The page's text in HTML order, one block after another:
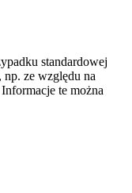
standardowej
np. ze względu na
te można